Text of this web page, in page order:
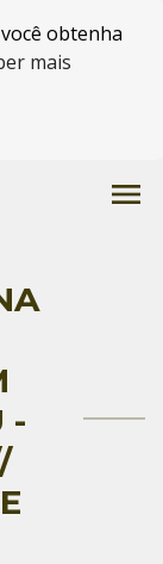
obtenha
mais
menu
-